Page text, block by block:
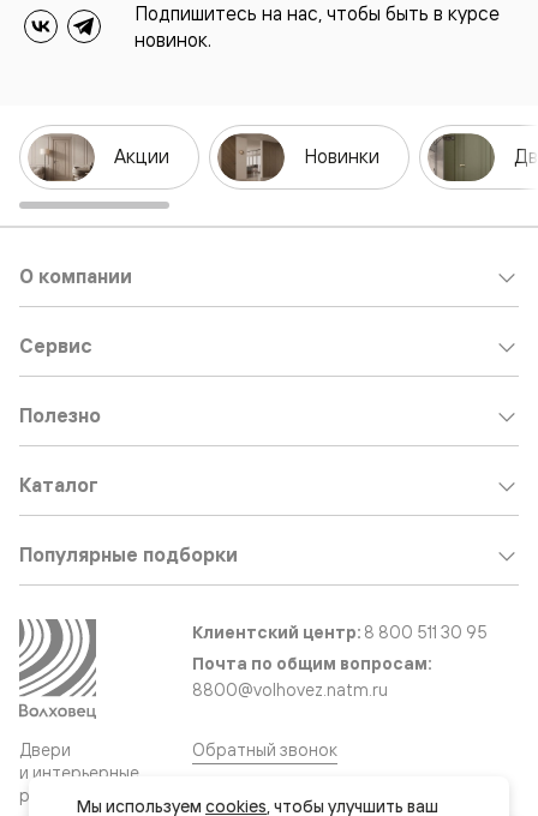
Подпишитесь на нас, чтобы быть в курсе
новинок.
Акции Новинки
Двери
и интерьерные
решения
О компании
Сервис
Полезно
Каталог
Популярные подборки
Клиентский центр: 8 800 511 30 95
Почта по общим вопросам:
8800@volhovez.natm.ru
Обратный звонок
Мы используем cookies, чтобы улучшить ваш